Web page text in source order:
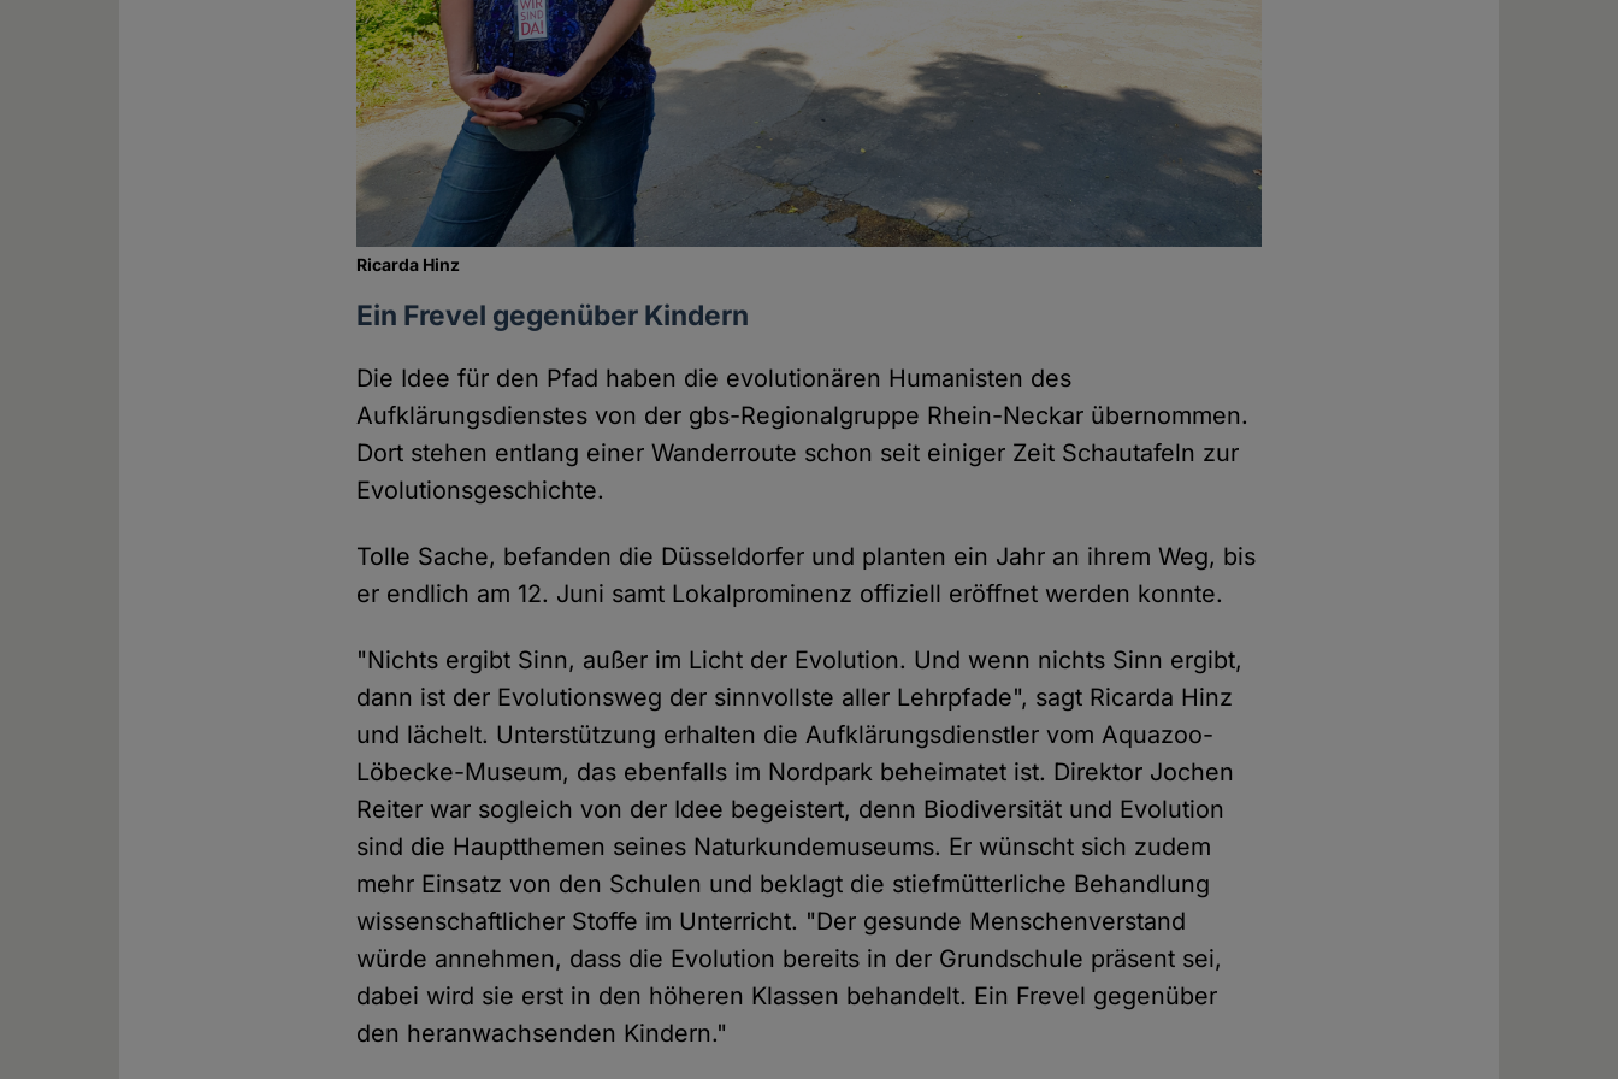
Ricarda Hinz
Ein Frevel gegenüber Kindern
Die Idee für den Pfad haben die evolutionären Humanisten des
Aufklärungsdienstes von der gbs-Regionalgruppe Rhein-Neckar übernommen.
Dort stehen entlang einer Wanderroute schon seit einiger Zeit Schautafeln zur
Evolutionsgeschichte.
Tolle Sache, befanden die Düsseldorfer und planten ein Jahr an ihrem Weg, bis
er endlich am 12. Juni samt Lokalprominenz offiziell eröffnet werden konnte.
"Nichts ergibt Sinn, außer im Licht der Evolution. Und wenn nichts Sinn ergibt,
dann ist der Evolutionsweg der sinnvollste aller Lehrpfade", sagt Ricarda Hinz
und lächelt. Unterstützung erhalten die Aufklärungsdienstler vom Aquazoo-
Löbecke-Museum, das ebenfalls im Nordpark beheimatet ist. Direktor Jochen
Reiter war sogleich von der Idee begeistert, denn Biodiversität und Evolution
sind die Hauptthemen seines Naturkundemuseums. Er wünscht sich zudem
mehr Einsatz von den Schulen und beklagt die stiefmütterliche Behandlung
wissenschaftlicher Stoffe im Unterricht. "Der gesunde Menschenverstand
würde annehmen, dass die Evolution bereits in der Grundschule präsent sei,
dabei wird sie erst in den höheren Klassen behandelt. Ein Frevel gegenüber
den heranwachsenden Kindern."